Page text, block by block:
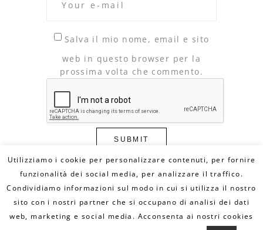
Salva il mio nome, email e sito
web in questo browser per la
prossima volta che commento.
© Copyright 2020 DILLO CON UN FUMETTO. All
Rights Reserved - MAIL:
info@dilloconunfumetto.it- TEL: 339.7079217 -
PRIVACY POLICY
COOKIE POLICY
Utilizziamo i cookie per personalizzare contenuti, per fornire
funzionalità dei social media, per analizzare il traffico.
Condividiamo informazioni sul modo in cui si utilizza il nostro
sito con i nostri partner che si occupano di analisi dei dati
web, marketing e social media. Acconsenta ai nostri cookies